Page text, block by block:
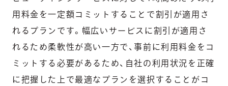
用料金を一定額コミットすることで割引が適用さ
れるプランです。幅広いサービスに割引が適用さ
れるため柔軟性が高い一方で、事前に利用料金をコ
ミットする必要があるため、自社の利用状況を正確
に把握した上で最適なプランを選択することがコ